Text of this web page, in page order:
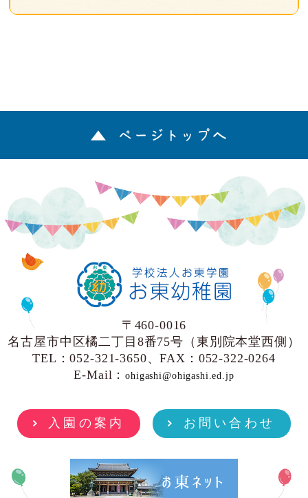
ページトップへ
〒460-0016
名古屋市中区橘二丁目8番75号（東別院本堂西側）
TEL：052-321-3650、FAX：052-322-0264
E-Mail：ohigashi@ohigashi.ed.jp
入園の案内 お問い合わせ